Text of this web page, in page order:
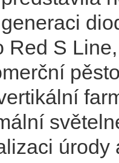
generaci
Red S
úrody